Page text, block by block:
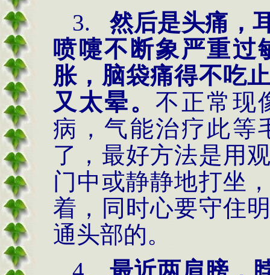
3.
然后是头痛，
喷嚏不断象严重过
胀，脑袋痛得不吃
又太晕。 不正常现
病，气能治疗此等
了，最好方法是用
门中或静静地打坐
着，同时心要守住
通头部的。